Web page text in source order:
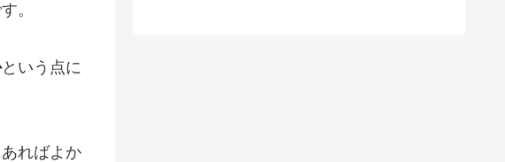
。
という点に
ればよか